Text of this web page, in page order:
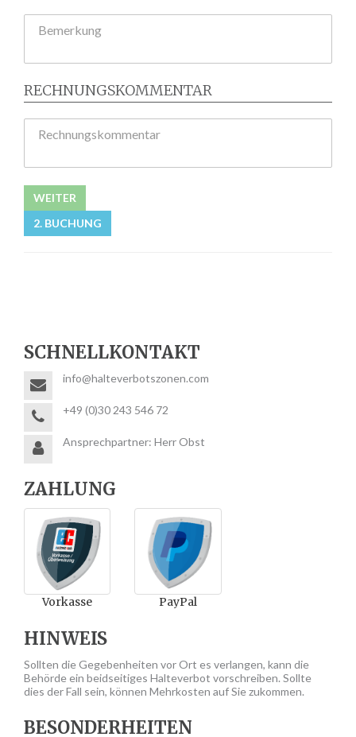
Bemerkung
RECHNUNGSKOMMENTAR
Rechnungskommentar
WEITER
2. BUCHUNG
SCHNELLKONTAKT
info@halteverbotszonen.com
+49 (0)30 243 546 72
Ansprechpartner: Herr Obst
ZAHLUNG
Vorkasse PayPal
HINWEIS
Sollten die Gegebenheiten vor Ort es verlangen, kann die
Behörde ein beidseitiges Halteverbot vorschreiben. Sollte
dies der Fall sein, können Mehrkosten auf Sie zukommen.
BESONDERHEITEN